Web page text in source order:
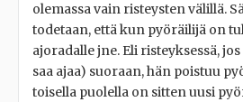
olemassa vain risteysten välillä.
todetaan, että kun pyöräilijä on
ajoradalle jne. Eli risteyksessä,
saa ajaa) suoraan, hän poistuu
toisella puolella on sitten uusi